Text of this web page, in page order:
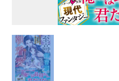
ミリタリー